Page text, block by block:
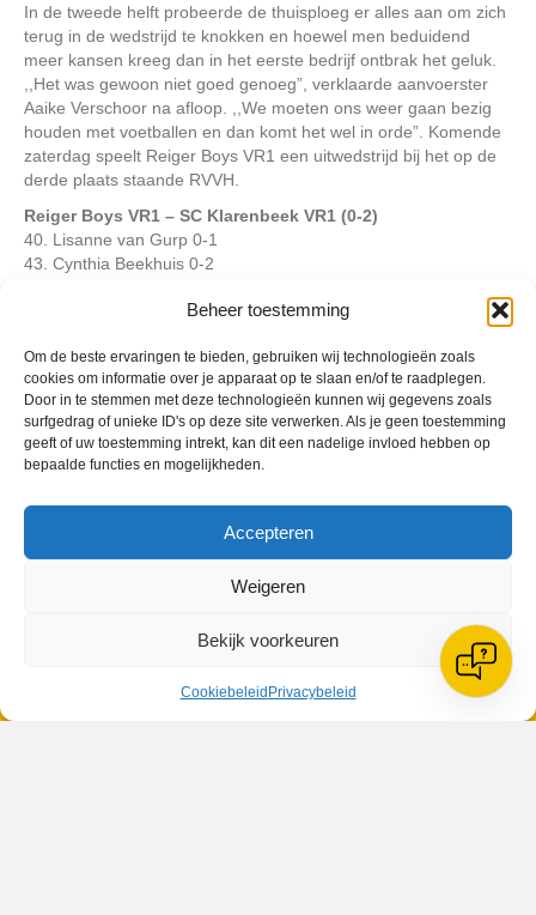
Beheer toestemming
Om de beste ervaringen te bieden, gebruiken wij technologieën zoals
cookies om informatie over je apparaat op te slaan en/of te raadplegen.
Door in te stemmen met deze technologieën kunnen wij gegevens zoals
surfgedrag of unieke ID's op deze site verwerken. Als je geen toestemming
geeft of uw toestemming intrekt, kan dit een nadelige invloed hebben op
bepaalde functies en mogelijkheden.
Accepteren
Weigeren
Bekijk voorkeuren
Cookiebeleid Privacybeleid
In de tweede helft probeerde de thuisploeg er alles aan om zich
terug in de wedstrijd te knokken en hoewel men beduidend
meer kansen kreeg dan in het eerste bedrijf ontbrak het geluk.
,,Het was gewoon niet goed genoeg”, verklaarde aanvoerster
Aaike Verschoor na afloop. ,,We moeten ons weer gaan bezig
houden met voetballen en dan komt het wel in orde”. Komende
zaterdag speelt Reiger Boys VR1 een uitwedstrijd bij het op de
derde plaats staande RVVH.
Reiger Boys VR1 – SC Klarenbeek VR1 (0-2)
40. Lisanne van Gurp 0-1
43. Cynthia Beekhuis 0-2
voor meer foto’s van de wedstrijd van Reiger Boys VR1.
Geplaatst inBerichten seizoen 2017-2018
De Wending, Lotte Beesedijk 1